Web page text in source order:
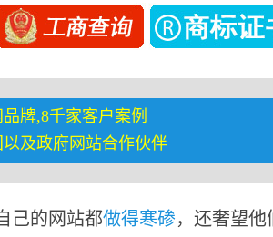
牌,8千家客户案例
及政府网站合作伙伴
己的网站都做得寒碜，还奢望